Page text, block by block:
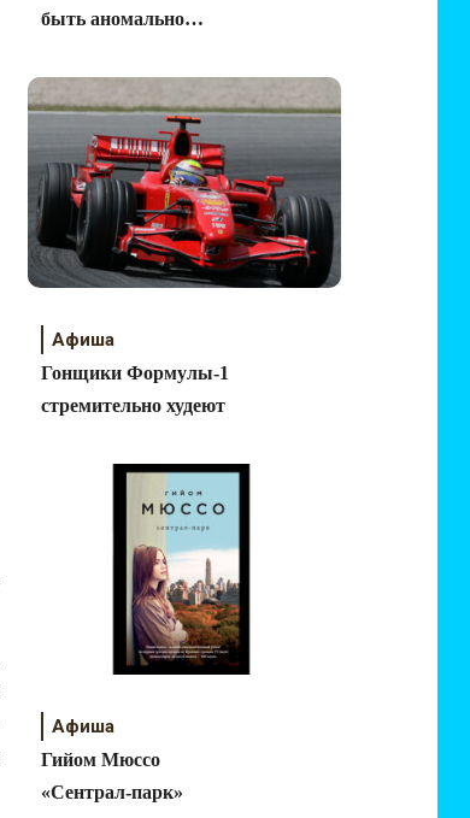
быть аномально
Афиша
Гонщики Формулы-1
стремительно худеют
Афиша
Гийом Мюссо
«Сентрал-парк»